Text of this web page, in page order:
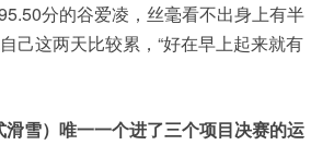
分的谷爱凌，丝毫看不出身上有半
己这两天比较累，“好在早上起来就有
滑雪）唯一一个进了三个项目决赛的运